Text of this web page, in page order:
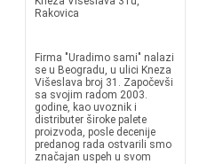
Rakovica
Firma "Uradimo sami" nalazi
se u Beogradu, u ulici Kneza
Višeslava broj 31. Započevši
sa svojim radom 2003.
godine, kao uvoznik i
distributer široke palete
proizvoda, posle decenije
predanog rada ostvarili smo
značajan uspeh u svom